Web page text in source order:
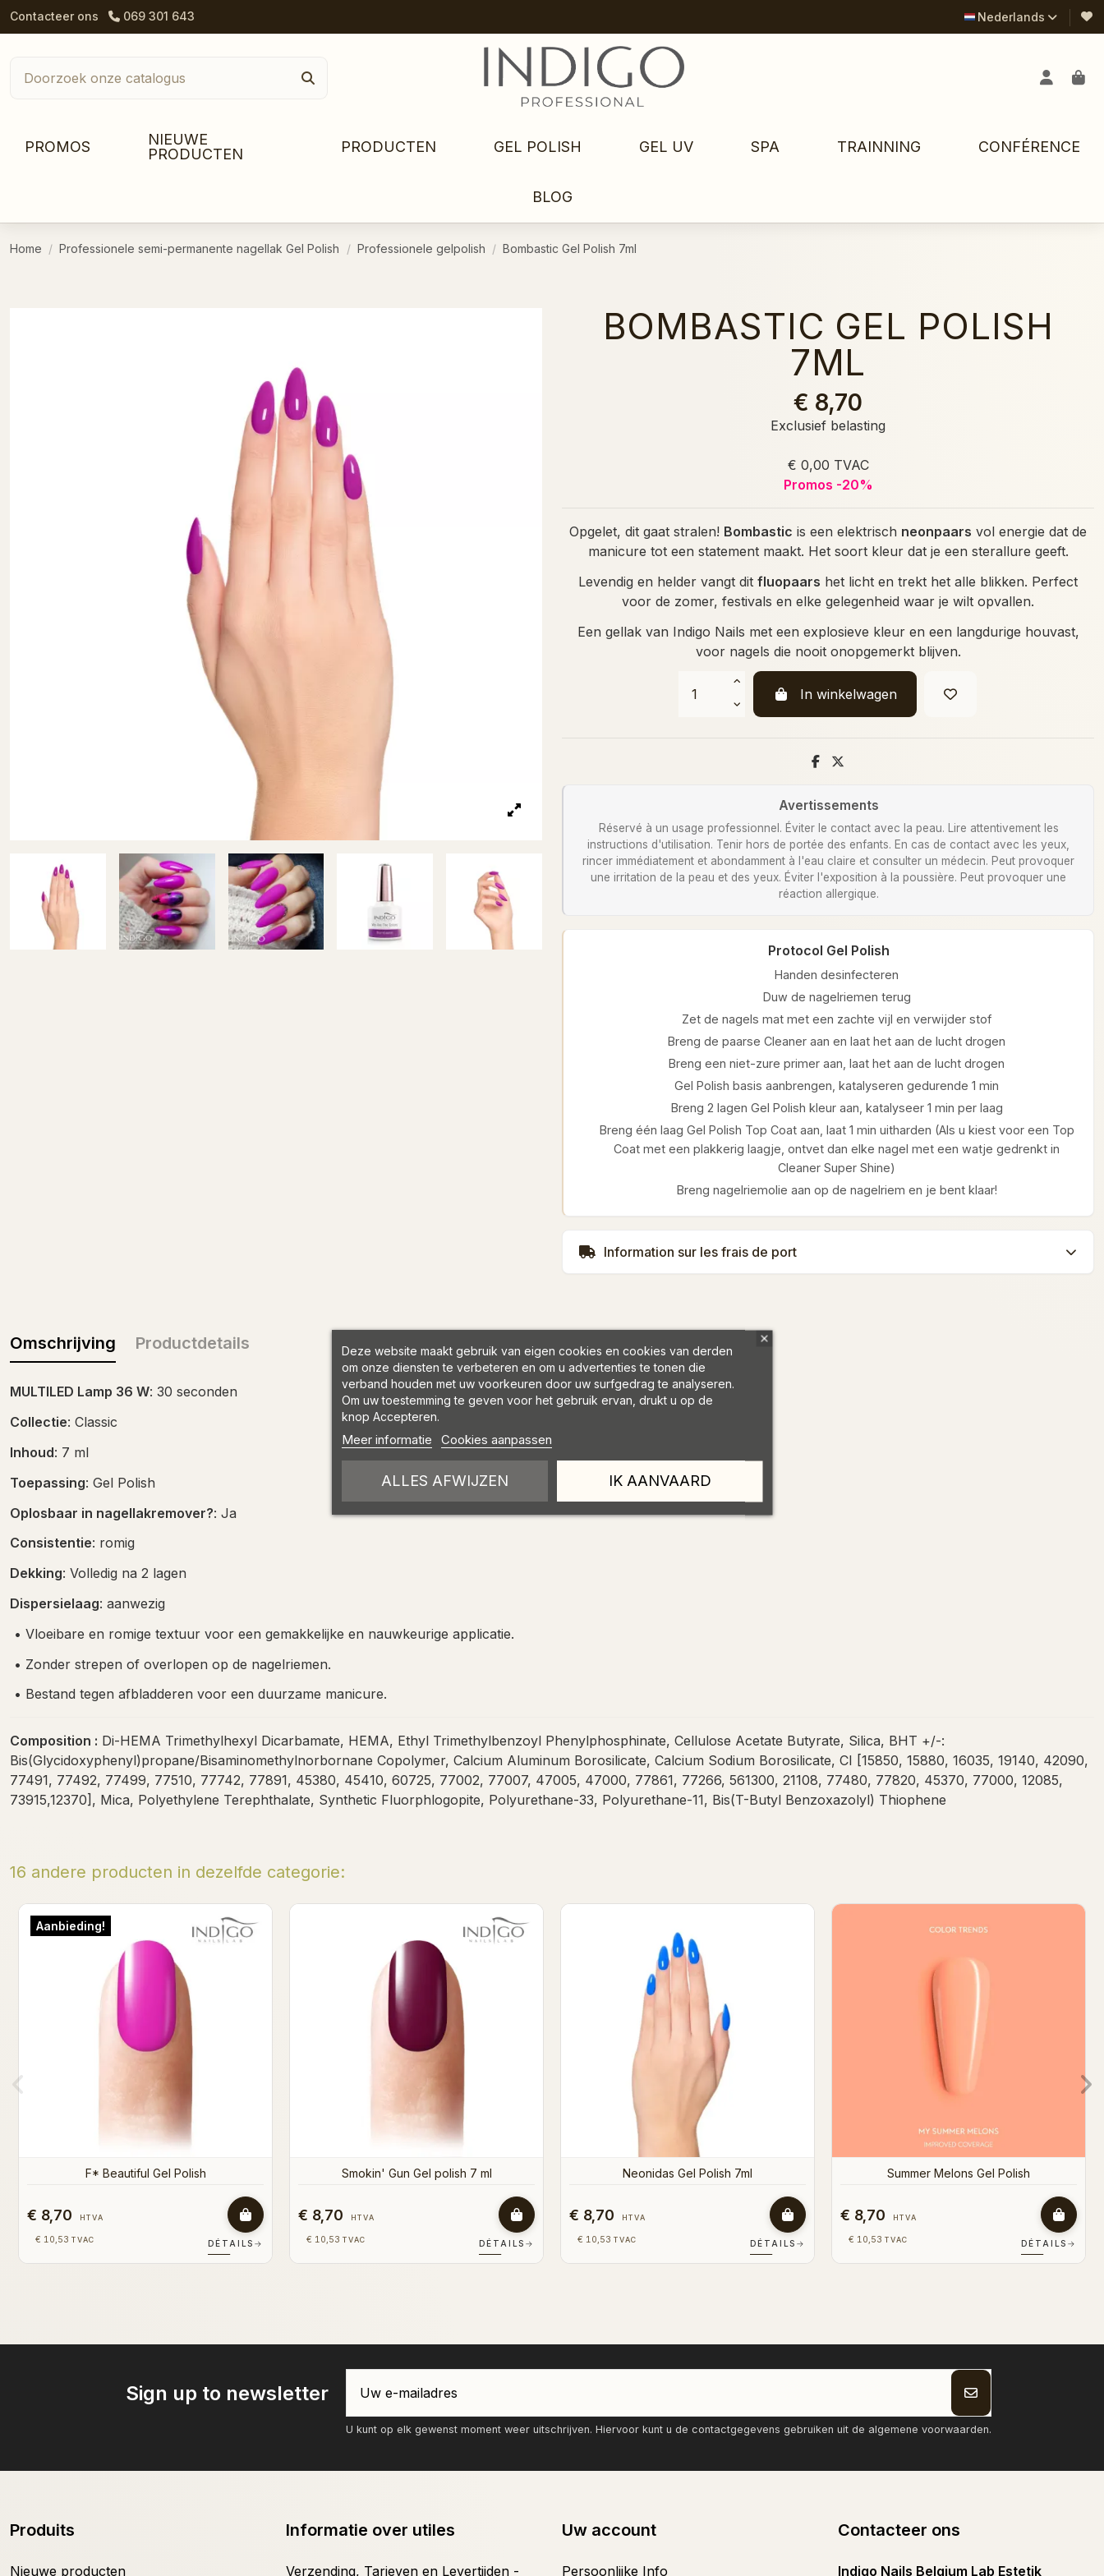
Contacteer ons 069 301 643 Nederlands
PROMOS
NIEUWE
PRODUCTEN
PRODUCTEN GEL POLISH GEL UV SPA TRAINNING CONFÉRENCE
BLOG
Home Professionele semi-permanente nagellak Gel Polish Professionele gelpolish Bombastic Gel Polish 7ml
BOMBASTIC GEL POLISH
7ML
€ 8,70
Exclusief belasting
€ 0,00 TVAC
Promos -20%
Opgelet, dit gaat stralen! Bombastic is een elektrisch neonpaars vol energie dat de
manicure tot een statement maakt. Het soort kleur dat je een sterallure geeft.
Levendig en helder vangt dit fluopaars het licht en trekt het alle blikken. Perfect
voor de zomer, festivals en elke gelegenheid waar je wilt opvallen.
Een gellak van Indigo Nails met een explosieve kleur en een langdurige houvast,
voor nagels die nooit onopgemerkt blijven.
In winkelwagen
Avertissements
Réservé à un usage professionnel. Éviter le contact avec la peau. Lire attentivement les
instructions d'utilisation. Tenir hors de portée des enfants. En cas de contact avec les yeux,
rincer immédiatement et abondamment à l'eau claire et consulter un médecin. Peut provoquer
une irritation de la peau et des yeux. Éviter l'exposition à la poussière. Peut provoquer une
réaction allergique.
Protocol Gel Polish
Handen desinfecteren
Duw de nagelriemen terug
Zet de nagels mat met een zachte vijl en verwijder stof
Breng de paarse Cleaner aan en laat het aan de lucht drogen
Breng een niet-zure primer aan, laat het aan de lucht drogen
Gel Polish basis aanbrengen, katalyseren gedurende 1 min
Breng 2 lagen Gel Polish kleur aan, katalyseer 1 min per laag
Breng één laag Gel Polish Top Coat aan, laat 1 min uitharden (Als u kiest voor een Top
Coat met een plakkerig laagje, ontvet dan elke nagel met een watje gedrenkt in
Cleaner Super Shine)
Breng nagelriemolie aan op de nagelriem en je bent klaar!
Information sur les frais de port
Omschrijving Productdetails
MULTILED Lamp 36 W: 30 seconden
Collectie: Classic
Inhoud: 7 ml
Toepassing: Gel Polish
Oplosbaar in nagellakremover?: Ja
Consistentie: romig
Dekking: Volledig na 2 lagen
Dispersielaag: aanwezig
• Vloeibare en romige textuur voor een gemakkelijke en nauwkeurige applicatie.
• Zonder strepen of overlopen op de nagelriemen.
• Bestand tegen afbladderen voor een duurzame manicure.
Composition : Di-HEMA Trimethylhexyl Dicarbamate, HEMA, Ethyl Trimethylbenzoyl Phenylphosphinate, Cellulose Acetate Butyrate, Silica, BHT +/-:
Bis(Glycidoxyphenyl)propane/Bisaminomethylnorbornane Copolymer, Calcium Aluminum Borosilicate, Calcium Sodium Borosilicate, CI [15850, 15880, 16035, 19140, 42090,
77491, 77492, 77499, 77510, 77742, 77891, 45380, 45410, 60725, 77002, 77007, 47005, 47000, 77861, 77266, 561300, 21108, 77480, 77820, 45370, 77000, 12085,
73915,12370], Mica, Polyethylene Terephthalate, Synthetic Fluorphlogopite, Polyurethane-33, Polyurethane-11, Bis(T-Butyl Benzoxazolyl) Thiophene
16 andere producten in dezelfde categorie:
Coconut milk Gel polish
€ 8,70 HTVA
€ 10,53 TVAC DÉTAILS →
€ 8,70 HTVA
€ 10,53 TVAC DÉTAILS →
€ 8,70 HTVA
€ 10,53 TVAC DÉTAILS →
€ 8,70 HTVA
€ 10,53 TVAC DÉTAILS →
Sign up to newsletter
U kunt op elk gewenst moment weer uitschrijven. Hiervoor kunt u de contactgegevens gebruiken uit de algemene voorwaarden.
Produits
Nieuwe producten
Informatie over utiles
Verzending, Tarieven en Levertijden -
Uw account
Persoonlijke Info
Contacteer ons
Indigo Nails Belgium Lab Estetik
Deze website maakt gebruik van eigen cookies en cookies van derden
om onze diensten te verbeteren en om u advertenties te tonen die
verband houden met uw voorkeuren door uw surfgedrag te analyseren.
Om uw toestemming te geven voor het gebruik ervan, drukt u op de
knop Accepteren.
Meer informatie Cookies aanpassen
ALLES AFWIJZEN IK AANVAARD